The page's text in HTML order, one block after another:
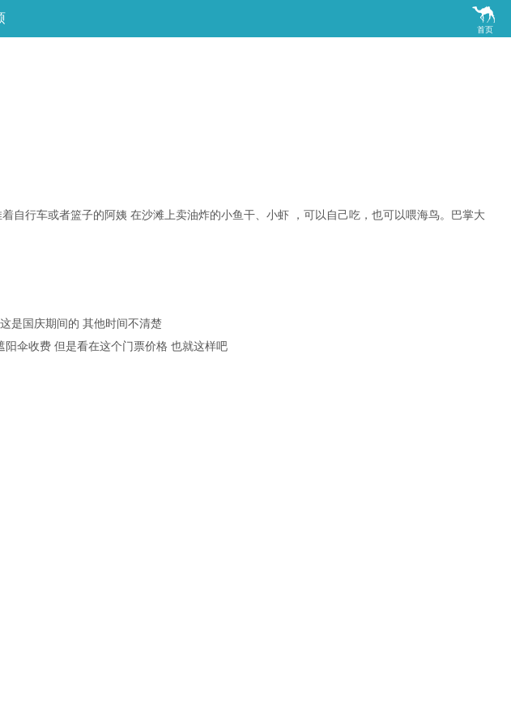

首页
行车或者篮子的阿姨 在沙滩上卖油炸的小鱼干、小虾 ，可以自己吃，也可以喂海鸟。巴掌大
是国庆期间的 其他时间不清楚
伞收费 但是看在这个门票价格 也就这样吧